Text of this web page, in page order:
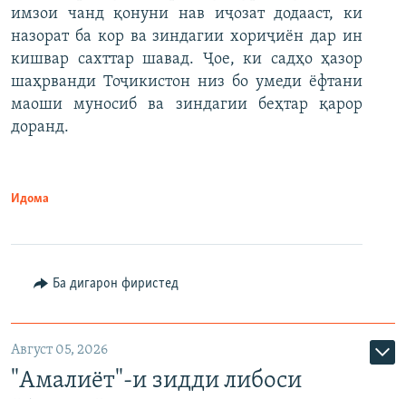
имзои чанд қонуни нав иҷозат додааст, ки
назорат ба кор ва зиндагии хориҷиён дар ин
кишвар сахттар шавад. Ҷое, ки садҳо ҳазор
шаҳрванди Тоҷикистон низ бо умеди ёфтани
маоши муносиб ва зиндагии беҳтар қарор
доранд.
Идома
Ба дигарон фиристед
Август 05, 2026
"Амалиёт"-и зидди либоси